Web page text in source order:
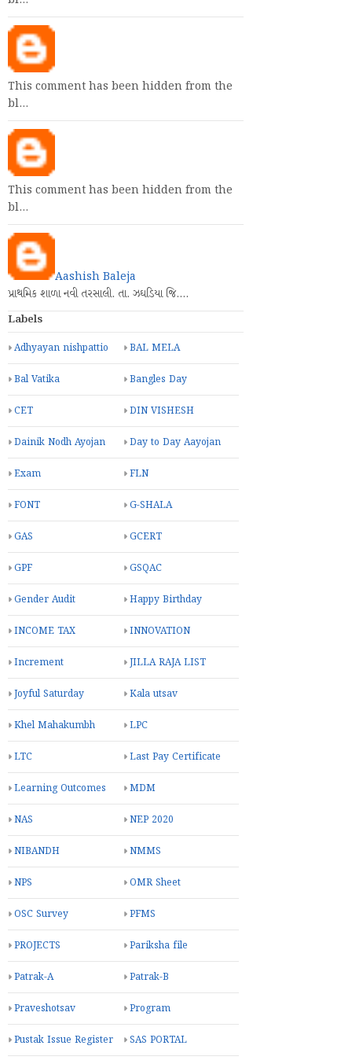
This comment has been hidden from the
bl…
This comment has been hidden from the
bl…
Aashish Baleja
પ્રાથમિક શાળા નવી તરસાલી. તા. ઝઘડિયા જિ.…
Labels
Adhyayan nishpattio BAL MELA
Bal Vatika Bangles Day
CET DIN VISHESH
Dainik Nodh Ayojan Day to Day Aayojan
Exam FLN
FONT G-SHALA
GAS GCERT
GPF GSQAC
Gender Audit Happy Birthday
INCOME TAX INNOVATION
Increment JILLA RAJA LIST
Joyful Saturday Kala utsav
Khel Mahakumbh LPC
LTC Last Pay Certificate
Learning Outcomes MDM
NAS NEP 2020
NIBANDH NMMS
NPS OMR Sheet
OSC Survey PFMS
PROJECTS Pariksha file
Patrak-A Patrak-B
Praveshotsav Program
Pustak Issue Register SAS PORTAL